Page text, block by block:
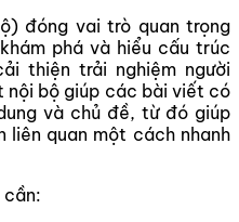
đóng vai trò quan trọng
phá và hiểu cấu trúc
thiện trải nghiệm người
nội bộ giúp các bài viết có
và chủ đề, từ đó giúp
quan một cách nhanh
cần: